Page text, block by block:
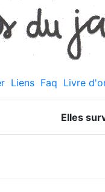
Liens Faq Livre
Elles